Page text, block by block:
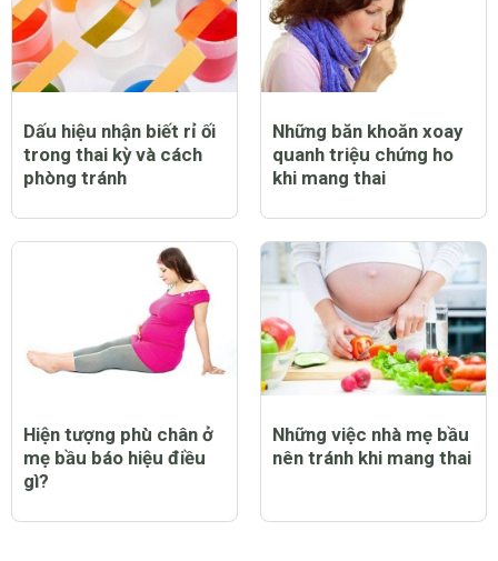
CHỦ ĐỀ LIÊN QUAN
Dấu hiệu nhận biết rỉ ối
trong thai kỳ và cách
Những băn khoăn xoay
quanh triệu chứng ho
khi mang thai